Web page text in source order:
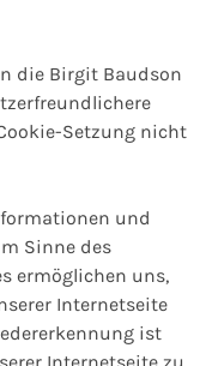
die Birgit Baudson
Setzung nicht
und
Sinne des
ermöglichen uns,
Internetseite
ist